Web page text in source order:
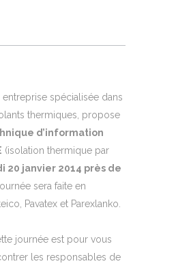
entreprise spécialisée dans
thermiques, propose
d’information
(isolation thermique par
20 janvier 2014 près de
sera faite en
Pavatex et Parexlanko.
journée est pour vous
les responsables de